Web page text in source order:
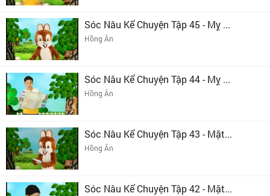
Sóc Nâu Kể Chuyện Tập 45 - Mỵ ...
Hồng Ân
Sóc Nâu Kể Chuyện Tập 44 - Mỵ ...
Hồng Ân
Sóc Nâu Kể Chuyện Tập 43 - Mặt...
Hồng Ân
Sóc Nâu Kể Chuyện Tập 42 - Mặt...